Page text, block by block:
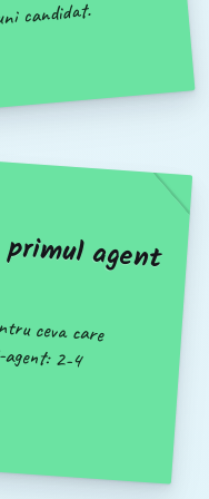
candidat.
agent
ceva care
agent: 2-4